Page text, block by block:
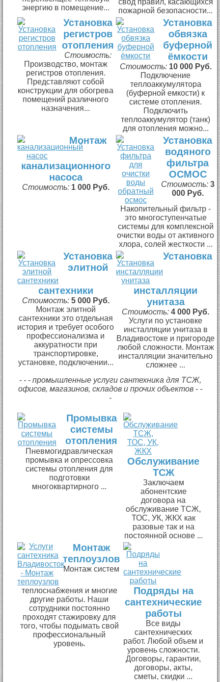
энергию в помещение...
свод правил, касающихся
пожарной безопасности...
Установка
регистров
отопления
Стоимость:
Производство, монтаж
регистров отопления.
Представляют собой
конструкции для обогрева
помещений различного
назначения...
Установка
обвязка
буферной
ёмкости
Стоимость: 10 000 Руб.
Подключение
теплоаккумулятора
(буферной емкости) к
системе отопления.
Подключить
теплоаккумулятор (танк)
для отопления можно...
Монтаж
канализационного
насоса
Стоимость: 1 000 Руб.
Установка
водяного
фильтра
ОСМОС
Стоимость: 3
000 Руб.
Накопительный фильтр -
это многоступенчатые
системы для комплексной
очистки воды от активного
хлора, солей жесткости ...
Установка
элитной
сантехники
Стоимость: 5 000 Руб.
Монтаж элитной
сантехники это отдельная
история и требует особого
профессионализма и
аккуратности при
транспортировке,
установке, подключении...
Установка
инсталляции
унитаза
Стоимость:4 000 Руб.
Услуги по установке
инсталляции унитаза в
Владивостоке и пригороде
любой сложности. Монтаж
инсталляции значительно
сложнее ...
- - - промышленные услуги сантехника для ТСЖ,
офисов, магазинов, складов и прочих объектов - -
-
Промывка
системы
отопления
Пневмогидравлическая
промывка и опрессовка
системы отопления для
подготовки
многоквартирного ...
Обслуживание
ТСЖ
Заключаем
абонентские
договора на
обслуживание ТСЖ,
ТОС, УК, ЖКХ как
разовые так и на
постоянной основе ...
Монтаж
теплоузлов
Монтаж систем
теплоснабжения и многие
другие работы. Наши
сотрудники постоянно
проходят стажировку для
того, чтобы подымать свой
профессиональный
уровень.
Подряды на
сантехнические
работы
Все виды
сантехнических
работ. Любой объем и
уровень сложности.
Договоры, гарантии,
договоры, акты,
сметы, скидки ...